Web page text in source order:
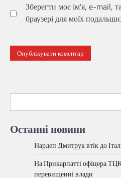
Зберегти моє ім'я, e-mail,
браузері для моїх
Останні новини
Нардеп Дмитрук втік до
На Прикарпатті офіцера
перевищенні влади